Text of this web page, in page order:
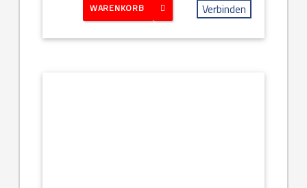
WARENKORB Verbinden